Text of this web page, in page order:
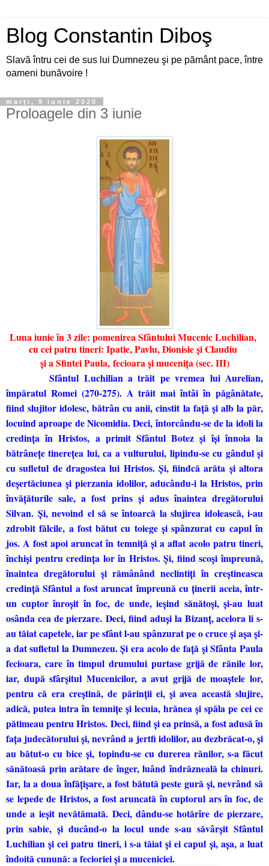
Blog Constantin Diboş
Slavă întru cei de sus lui Dumnezeu şi pe pământ pace, între
oameni bunăvoire !
marți, 9 iunie 2020
Proloagele din 3 iunie
Luna iunie în 3 zile: pomenirea Sfântului Mucenic Luchilian,
cu cei patru tineri: Ipatie, Pavlu, Dionisie şi Claudiu
şi a Sfintei Paula, fecioara şi muceniţa (sec. III)
Sfântul Luchilian a trăit pe vremea lui Aurelian,
împăratul Romei (270-275). A trăit mai întâi în păgânătate,
fiind slujitor idolesc, bătrân cu anii, cinstit la faţă şi alb la păr,
locuind aproape de Nicomidia. Deci, întorcându-se de la idoli la
credinţa în Hristos, a primit Sfântul Botez şi îşi înnoia la
bătrâneţe tinereţea lui, ca a vulturului, lipindu-se cu gândul şi
cu sufletul de dragostea lui Hristos. Şi, fiindcă arăta şi altora
deşertăciunea şi pierzania idolilor, aducându-i la Hristos, prin
învăţăturile sale, a fost prins şi adus înaintea dregătorului
Silvan. Şi, nevoind el să se întoarcă la slujirea idolească, i-au
zdrobit fălcile, a fost bătut cu toiege şi spânzurat cu capul în
jos. A fost apoi aruncat în temniţă şi a aflat acolo patru tineri,
închişi pentru credinţa lor în Hristos. Şi, fiind scoşi împreună,
înaintea dregătorului şi rămânând neclintiţi în creştineasca
credinţă Sfântul a fost aruncat împreună cu ţinerii aceia, într-
un cuptor înroşit în foc, de unde, ieşind sănătoşi, şi-au luat
osânda cea de pierzare. Deci, fiind aduşi la Bizanţ, acelora li s-
au tăiat capetele, iar pe sfânt l-au spânzurat pe o cruce şi aşa şi-
a dat sufletul la Dumnezeu. Şi era acolo de faţă şi Sfânta Paula
fecioara, care în timpul drumului purtase grijă de rănile lor,
iar, după sfârşitul Mucenicilor, a avut grijă de moaştele lor,
pentru că era creştină, de părinţii ei, şi avea această slujire,
adică, putea intra în temniţe şi lecuia, hrănea şi spăla pe cei ce
pătimeau pentru Hristos. Deci, fiind şi ea prinsă, a fost adusă în
faţa judecătorului şi, nevrând a jertfi idolilor, au dezbrăcat-o, şi
au bătut-o cu bice şi, topindu-se cu durerea rănilor, s-a făcut
sănătoasă prin arătare de înger, luând îndrăzneală la chinuri.
Iar, la a doua înfăţişare, a fost bătută peste gură şi, nevrând să
se lepede de Hristos, a fost aruncată în cuptorul ars în foc, de
unde a ieşit nevătămată. Deci, dându-se hotărîre de pierzare,
prin sabie, şi ducând-o la locul unde s-au săvârşit Sfântul
Luchilian şi cei patru tineri, i s-a tăiat şi ei capul şi, aşa, a luat
îndoită cunună: a fecioriei şi a muceniciei.